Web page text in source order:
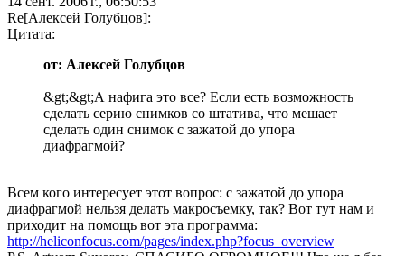
Re[Алексей Голубцов]:
Цитата:
от: Алексей Голубцов
&gt;&gt;А нафига это все? Если есть возможность
сделать серию снимков со штатива, что мешает
сделать один снимок с зажатой до упора
диафрагмой?
Всем кого интересует этот вопрос: с зажатой до упора
диафрагмой нельзя делать макросъемку, так? Вот тут нам и
приходит на помощь вот эта программа:
http://heliconfocus.com/pages/index.php?focus_overview